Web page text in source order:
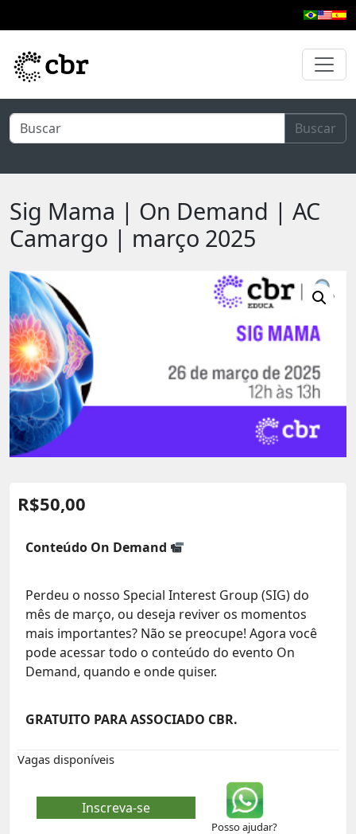
Buscar
Sig Mama | On Demand | AC
Camargo | março 2025
R$50,00
Conteúdo On Demand
Perdeu o nosso Special Interest Group (SIG) do
mês de março, ou deseja reviver os momentos
mais importantes? Não se preocupe! Agora você
pode acessar todo o conteúdo do evento On
Demand, quando e onde quiser.
GRATUITO PARA ASSOCIADO CBR.
Vagas disponíveis
Inscreva-se
Posso ajudar?